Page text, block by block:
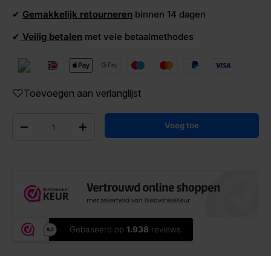
✔ Gemakkelijk retourneren binnen 14 dagen
✔ Veilig betalen met vele betaalmethodes
Toevoegen aan verlanglijst
-
+
Voeg toe